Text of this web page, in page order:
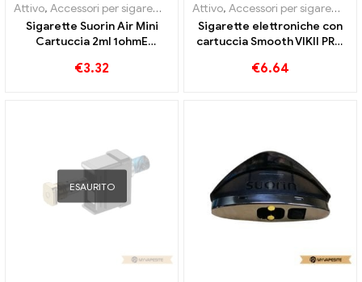
Attivo, Accessori per sigarette elettroniche ,Evaporatore
Sigarette Suorin Air Mini
Cartuccia 2ml 1ohmE
€3.32
Attivo, Accessori per sigarette elettroniche
Sigarette elettroniche con
cartuccia Smooth VIKII PRO
Personalizzato
€6.64
ESAURITO